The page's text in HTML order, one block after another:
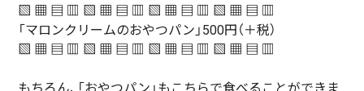
▧ ▦ ▤ ▥ ▧ ▦ ▤ ▥ ▧ ▦ ▤ ▥ ▧ ▦ ▤ ▥
「マロンクリームのおやつパン」500円（＋税）
▧ ▦ ▤ ▥ ▧ ▦ ▤ ▥ ▧ ▦ ▤ ▥ ▧ ▦ ▤ ▥